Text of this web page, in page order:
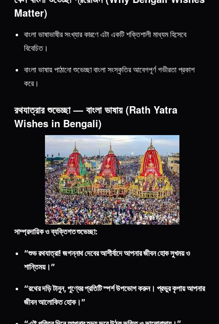
Matter)
বাংলা ভাষাভাষীর সংখ্যার কারণে এটা একটি শক্তিশালী মাধ্যম হিসেবে
বিবেচিত।
বাংলা ভাষায় পাঠানো শুভেচ্ছা বাংলা সংস্কৃতির আবেগপূর্ণ গভীরতা প্রকাশ
করে।
রথযাত্রার শুভেচ্ছা — বাংলা ভাষায় (Rath Yatra
Wishes in Bengali)
সাম্প্রদায়িক ও ব্যক্তিগত শুভেচ্ছা:
“শুভ রথযাত্রা! জগন্নাথ দেবের আশীর্বাদে আপনার জীবন হোক সুখময় ও
শান্তিময়।”
“রথের দড়ি টানুন, পুণ্যের প্রতিটি স্পর্শ উপভোগ করুন। প্রভুর কৃপায় আপনার
জীবন আলোকিত হোক।”